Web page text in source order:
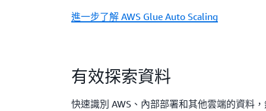
進一步了解 AWS Glue Auto Scaling
有效探索資料
快速識別 AWS、內部部署和其他雲端的資料